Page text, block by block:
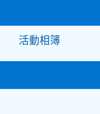
活動相簿